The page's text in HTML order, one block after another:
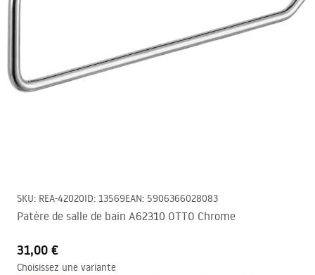
SKU: REA-42020ID: 13569EAN: 5906366028083
Patère de salle de bain A62310 OTTO Chrome
31,00 €
Choisissez une variante